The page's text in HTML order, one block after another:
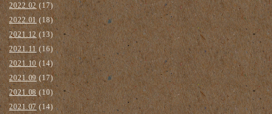
2022.02(17)
2022.01 (18)
2021.12(13)
2021.11(16)
2021.10(14)
2021.09(17)
2021.08(10)
2021.07(14)